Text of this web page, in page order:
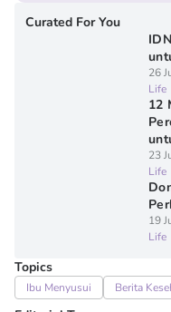
Curated For You
26
Life
12
23
Life
19
Life
Topics
Ibu Menyusui Berita